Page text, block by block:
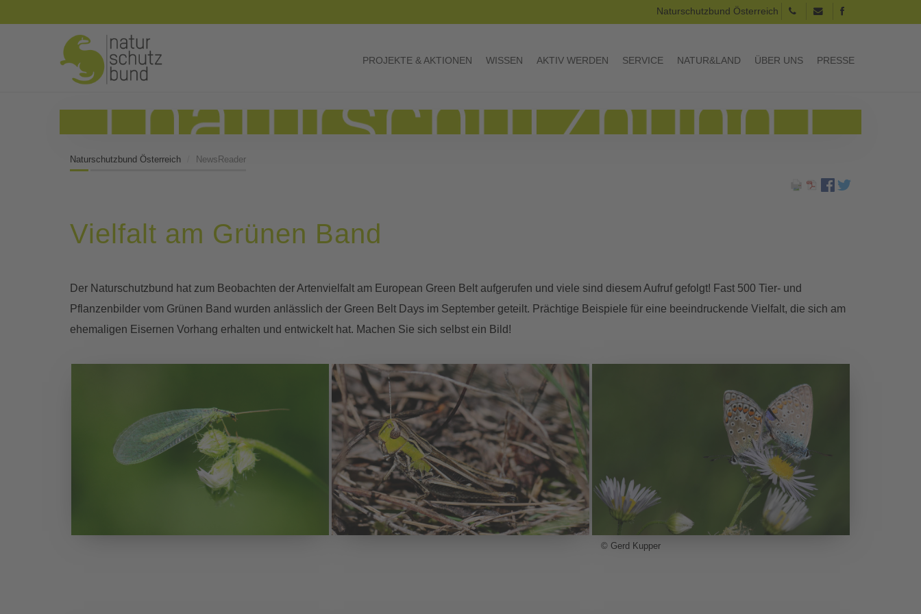
Naturschutzbund Österreich
PROJEKTE & AKTIONEN WISSEN AKTIV WERDEN SERVICE NATUR&LAND ÜBER UNS PRESSE
Naturschutzbund Österreich NewsReader
Vielfalt am Grünen Band
Der Naturschutzbund hat zum Beobachten der Artenvielfalt am European Green Belt aufgerufen und viele sind diesem Aufruf gefolgt! Fast 500 Tier- und
Pflanzenbilder vom Grünen Band wurden anlässlich der Green Belt Days im September geteilt. Prächtige Beispiele für eine beeindruckende Vielfalt, die sich am
ehemaligen Eisernen Vorhang erhalten und entwickelt hat. Machen Sie sich selbst ein Bild!
© Gerd Kupper